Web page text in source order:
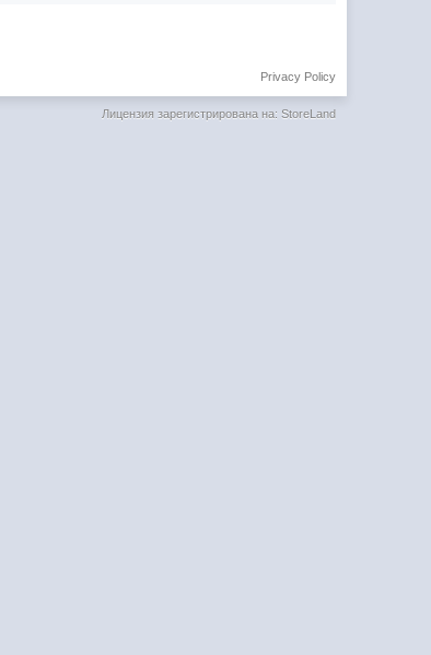
Privacy Policy
Лицензия зарегистрирована на: StoreLand